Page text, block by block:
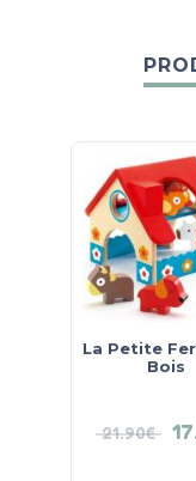
La Petite
Bois
21.90€